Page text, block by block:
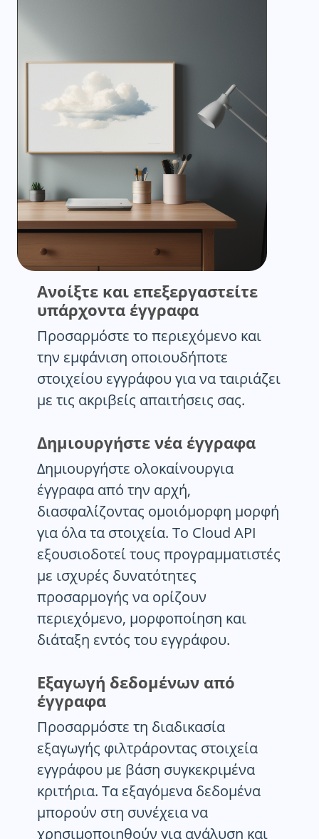
Ανοίξτε και επεξεργαστείτε
υπάρχοντα έγγραφα
Προσαρμόστε το περιεχόμενο και
την εμφάνιση οποιουδήποτε
στοιχείου εγγράφου για να ταιριάζει
με τις ακριβείς απαιτήσεις σας.
Δημιουργήστε νέα έγγραφα
Δημιουργήστε ολοκαίνουργια
έγγραφα από την αρχή,
διασφαλίζοντας ομοιόμορφη μορφή
για όλα τα στοιχεία. Το Cloud API
εξουσιοδοτεί τους προγραμματιστές
με ισχυρές δυνατότητες
προσαρμογής να ορίζουν
περιεχόμενο, μορφοποίηση και
διάταξη εντός του εγγράφου.
Εξαγωγή δεδομένων από
έγγραφα
Προσαρμόστε τη διαδικασία
εξαγωγής φιλτράροντας στοιχεία
εγγράφου με βάση συγκεκριμένα
κριτήρια. Τα εξαγόμενα δεδομένα
μπορούν στη συνέχεια να
χρησιμοποιηθούν για ανάλυση και